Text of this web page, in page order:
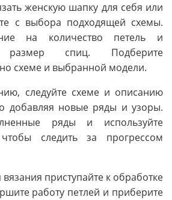
женскую шапку для себя или
с выбора подходящей схемы.
на количество петель и
размер спиц. Подберите
схеме и выбранной модели.
следуйте схеме и описанию
добавляя новые ряды и узоры.
ряды и используйте
следить за прогрессом
приступайте к обработке
работу петлей и приберите